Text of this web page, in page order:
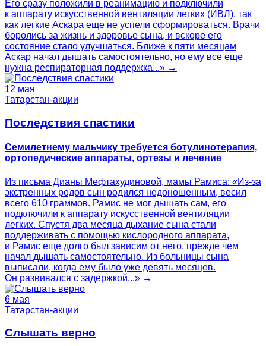
Его сразу положили в реанимацию и подключили
к аппарату искусственной вентиляции легких (ИВЛ), так
как легкие Аскара еще не успели сформироваться. Врачи
боролись за жизнь и здоровье сына, и вскоре его
состояние стало улучшаться. Ближе к пяти месяцам
Аскар начал дышать самостоятельно, но ему все еще
нужна респираторная поддержка...» →
12 мая
Татарстан-акции
Последствия спастики
Семилетнему мальчику требуется ботулинотерапия,
ортопедические аппараты, ортезы и лечение
Из письма Дианы Мефтахудиновой, мамы Рамиса: «Из-за
экстренных родов сын родился недоношенным, весил
всего 610 граммов. Рамис не мог дышать сам, его
подключили к аппарату искусственной вентиляции
легких. Спустя два месяца дыхание сына стали
поддерживать с помощью кислородного аппарата,
и Рамис еще долго был зависим от него, прежде чем
начал дышать самостоятельно. Из больницы сына
выписали, когда ему было уже девять месяцев.
Он развивался с задержкой...» →
6 мая
Татарстан-акции
Слышать верно